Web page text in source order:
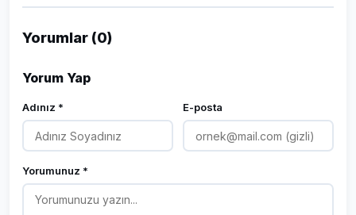
Yorumlar (0)
Yorum Yap
Adınız * E-posta
Yorumunuz *